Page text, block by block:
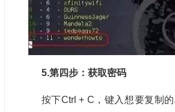
5.第四步：获取密码
按下Ctrl + C，键入想要复制